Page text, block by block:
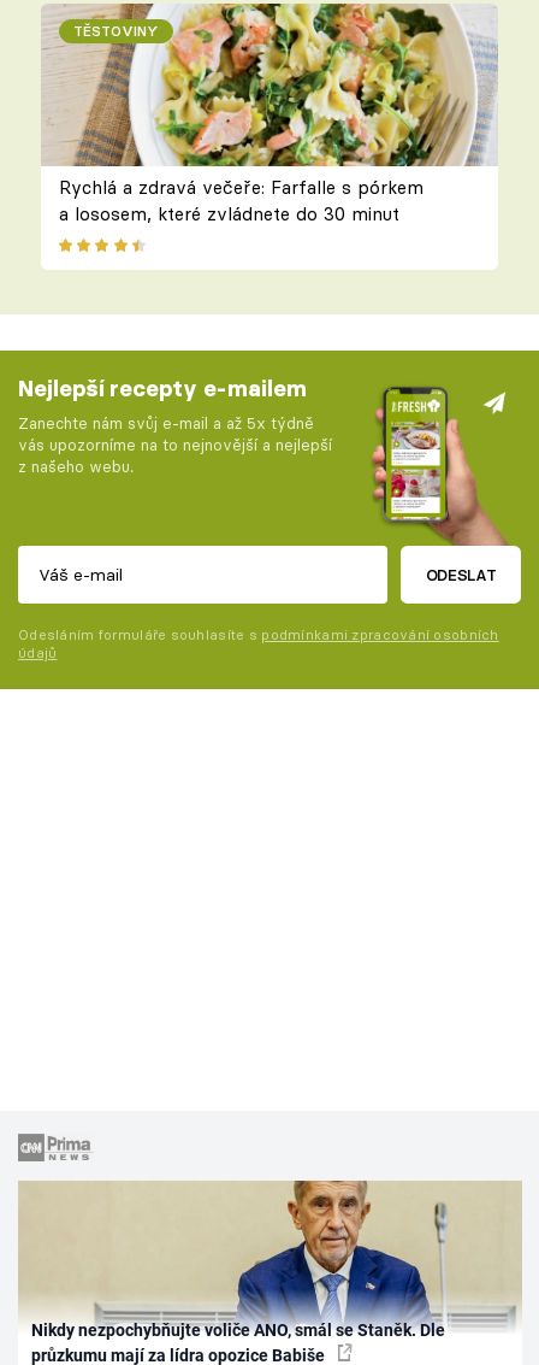
TĚSTOVINY
Rychlá a zdravá večeře: Farfalle s pórkem
a lososem, které zvládnete do 30 minut
Nejlepší recepty e-mailem
Zanechte nám svůj e-mail a až 5x týdně
vás upozorníme na to nejnovější a nejlepší
z našeho webu.
ODESLAT
Odesláním formuláře souhlasíte s podmínkami zpracování osobních
údajů
Nikdy nezpochybňujte voliče ANO, smál se Staněk. Dle
průzkumu mají za lídra opozice Babiše